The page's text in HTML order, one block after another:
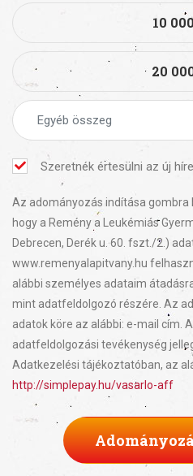
10
20
Szeretnék értesülni az új
Az adományozás indítása
hogy a Remény a Leukémiás
Debrecen, Derék u. 60. fszt./2.)
www.remenyalapitvany.hu
alábbi személyes adataim
mint adatfeldolgozó részére. Az
adatok köre az alábbi: e-mail cím.
adatfeldolgozási tevékenység
Adatkezelési tájékoztatóban, az
http://simplepay.hu/vasarlo-aff